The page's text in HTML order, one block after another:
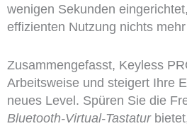
wenigen Sekunden
effizienten Nutzung nichts
Zusammengefasst, Keyless
Arbeitsweise und steigert Ihre
neues Level. Spüren Sie die
Bluetooth-Virtual-Tastatur